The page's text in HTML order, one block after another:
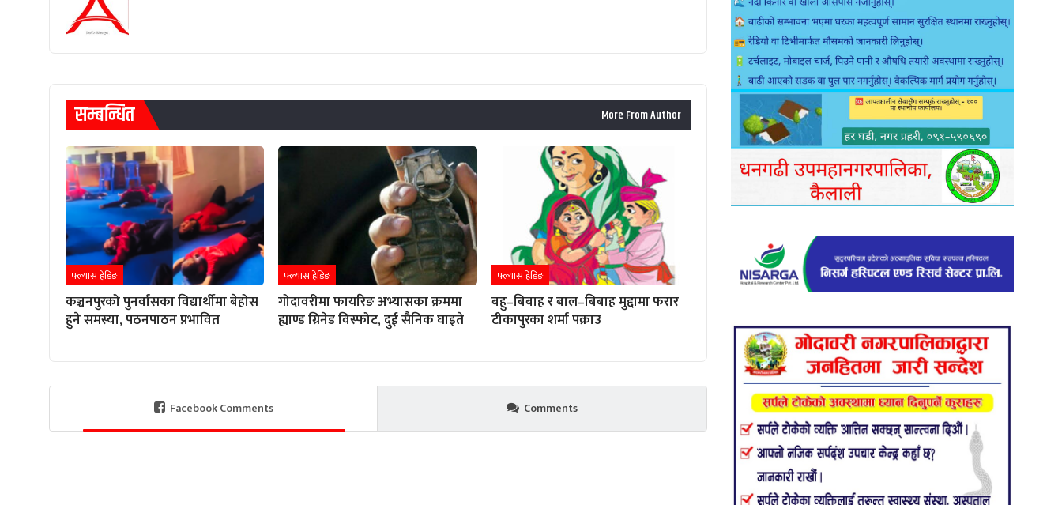
सम्बन्धित More From Author
फ्ल्यास हेडिङ
कञ्चनपुरको पुनर्वासका विद्यार्थीमा बेहोस
हुने समस्या, पठनपाठन प्रभावित
फ्ल्यास हेडिङ
गोदावरीमा फायरिङ अभ्यासका क्रममा
ह्याण्ड ग्रिनेड विस्फोट, दुई सैनिक घाइते
फ्ल्यास हेडिङ
बहु–बिबाह र बाल–बिबाह मुद्दामा फरार
टीकापुरका शर्मा पक्राउ
Facebook Comments Comments